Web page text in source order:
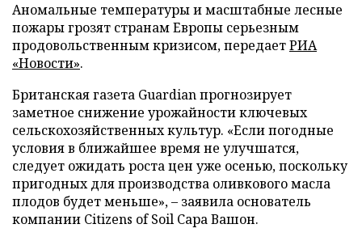
Аномальные температуры и масштабные лесные
пожары грозят странам Европы серьезным
продовольственным кризисом, передаетРИА
«Новости».
Британская газета Guardian прогнозирует
заметное снижение урожайности ключевых
сельскохозяйственных культур. «Если погодные
условия в ближайшее время не улучшатся,
следует ожидать роста цен уже осенью, поскольку
пригодных для производства оливкового масла
плодов будет меньше», – заявила основатель
компании Citizens of Soil Сара Вашон.